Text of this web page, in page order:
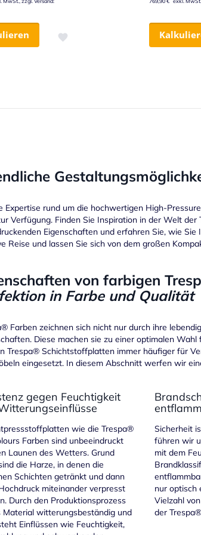
Zur Wunschliste hinzufügen
gerade Seite
Expertise rund um die hochwertigen High-
Verfügung. Finden Sie Inspiration in der Welt
Eigenschaften und erfahren Sie, wie
Reise und lassen Sie sich von dem großen
von farbigen
in Farbe und Qualität
Farben zeichnen sich nicht nur durch ihre
Diese machen sie zu einer optimalen
Trespa® Schichtstoffplatten immer häufiger für
eingesetzt. In diesem Abschnitt werfen wir
gegen Feuchtigkeit
wie die Trespa®
Farben sind unbeeindruckt
Launen des Wetters. Grund
die Harze, in denen die
Schichten getränkt und dann
miteinander verpresst
Durch den Produktionsprozess
Material witterungsbeständig und
Einflüssen wie Feuchtigkeit,
Sicherheit
führen wir
mit dem
nur optisch
Vielzahl
der